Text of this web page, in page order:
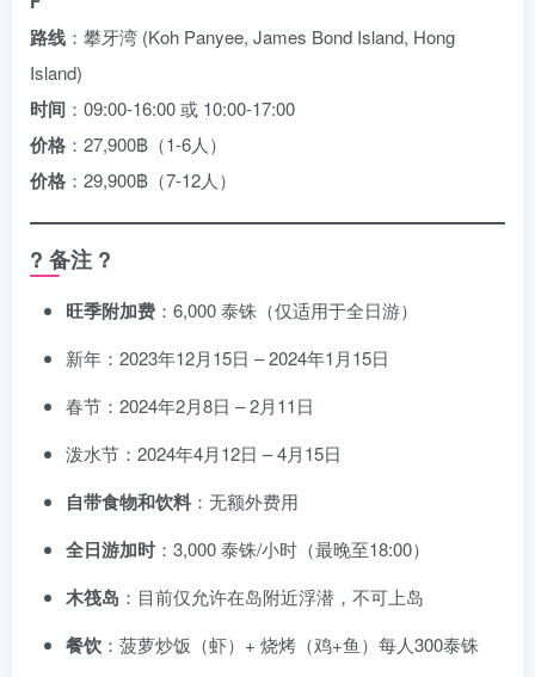
路线 ：攀牙湾 (Koh Panyee, James Bond Island, Hong
Island)
时间 ：09:00-16:00 或 10:00-17:00
价格 ：27,900฿（1-6人）
价格 ：29,900฿（7-12人）
? 备注 ?
旺季附加费 ：6,000 泰铢（仅适用于全日游）
新年：2023年12月15日 – 2024年1月15日
春节：2024年2月8日 – 2月11日
泼水节：2024年4月12日 – 4月15日
自带食物和饮料 ：无额外费用
全日游加时：3,000 泰铢/小时（最晚至18:00）
木筏岛 ：目前仅允许在岛附近浮潜，不可上岛
餐饮 ：菠萝炒饭（虾）+ 烧烤（鸡+鱼）每人300泰铢